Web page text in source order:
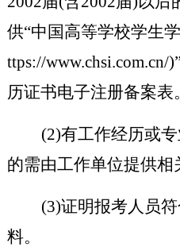
供“中国高等学校学生
ttps://
历证书电子注册备案表。
(2)有工作经历或
的需由工作单位提供相
(3)证明报考人员
料。